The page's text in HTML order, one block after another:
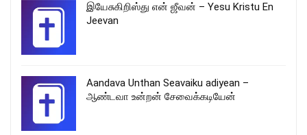
இயேசுகிறிஸ்து என் ஜீவன் – Yesu Kristu En
Jeevan
Aandava Unthan Seavaiku adiyean –
ஆண்டவா உன்றன் சேவைக்கடியேன்